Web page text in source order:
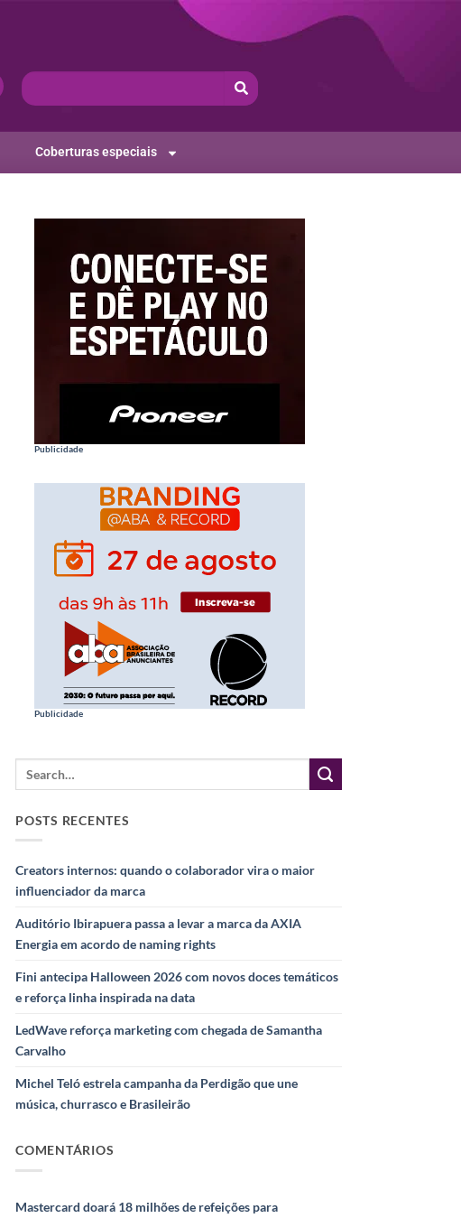
Coberturas especiais
Publicidade
Publicidade
POSTS RECENTES
Creators internos: quando o colaborador vira o maior
influenciador da marca
Auditório Ibirapuera passa a levar a marca da AXIA
Energia em acordo de naming rights
Fini antecipa Halloween 2026 com novos doces temáticos
e reforça linha inspirada na data
LedWave reforça marketing com chegada de Samantha
Carvalho
Michel Teló estrela campanha da Perdigão que une
música, churrasco e Brasileirão
COMENTÁRIOS
Mastercard doará 18 milhões de refeições para